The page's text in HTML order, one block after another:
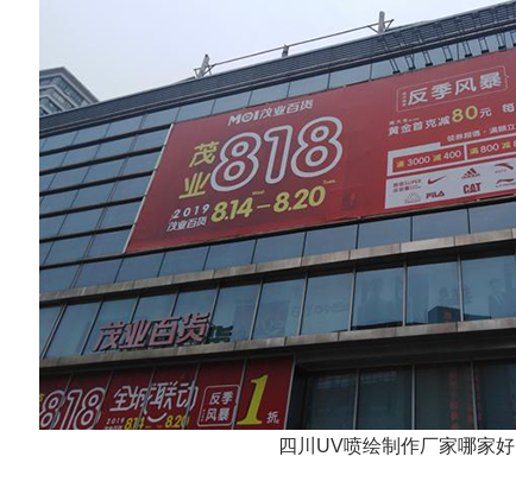
四川UV喷绘制作厂家哪家好